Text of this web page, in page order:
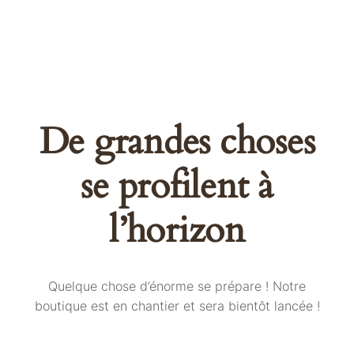
De grandes choses
se profilent à
l’horizon
Quelque chose d’énorme se prépare ! Notre
boutique est en chantier et sera bientôt lancée !